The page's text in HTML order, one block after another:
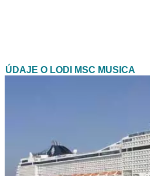
ÚDAJE O LODI MSC MUSICA